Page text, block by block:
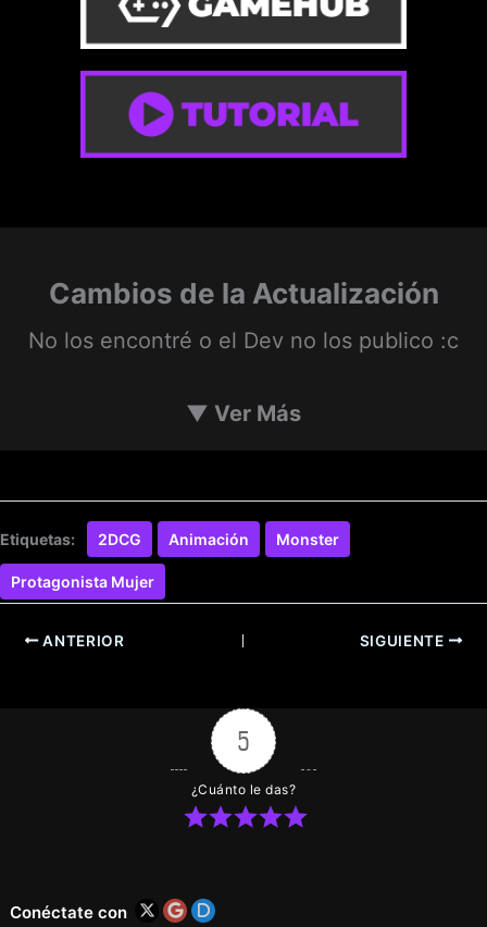
Cambios de la Actualización
No los encontré o el Dev no los publico :c
▼ Ver Más
Etiquetas: 2DCG Animación Monster
Protagonista Mujer
ANTERIOR SIGUIENTE
5
¿Cuánto le das?
Conéctate con